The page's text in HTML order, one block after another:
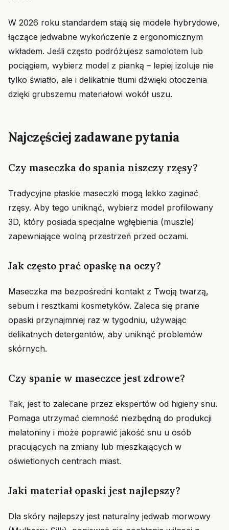
W 2026 roku standardem stają się modele hybrydowe,
łączące jedwabne wykończenie z ergonomicznym
wkładem. Jeśli często podróżujesz samolotem lub
pociągiem, wybierz model z pianką – lepiej izoluje nie
tylko światło, ale i delikatnie tłumi dźwięki otoczenia
dzięki grubszemu materiałowi wokół uszu.
Najczęściej zadawane pytania
Czy maseczka do spania niszczy rzęsy?
Tradycyjne płaskie maseczki mogą lekko zaginać
rzęsy. Aby tego uniknąć, wybierz model profilowany
3D, który posiada specjalne wgłębienia (muszle)
zapewniające wolną przestrzeń przed oczami.
Jak często prać opaskę na oczy?
Maseczka ma bezpośredni kontakt z Twoją twarzą,
sebum i resztkami kosmetyków. Zaleca się pranie
opaski przynajmniej raz w tygodniu, używając
delikatnych detergentów, aby uniknąć problemów
skórnych.
Czy spanie w maseczce jest zdrowe?
Tak, jest to zalecane przez ekspertów od higieny snu.
Pomaga utrzymać ciemność niezbędną do produkcji
melatoniny i może poprawić jakość snu u osób
pracujących na zmiany lub mieszkających w
oświetlonych centrach miast.
Jaki materiał opaski jest najlepszy?
Dla skóry najlepszy jest naturalny jedwab morwowy